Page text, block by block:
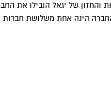
והחזון של יגאל הובילו את
הינה אחת משלושת חברות